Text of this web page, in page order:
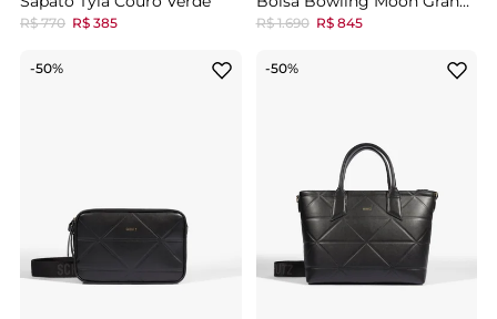
R$ 770 R$ 385 R$ 1.690 R$ 845
-50% -50%